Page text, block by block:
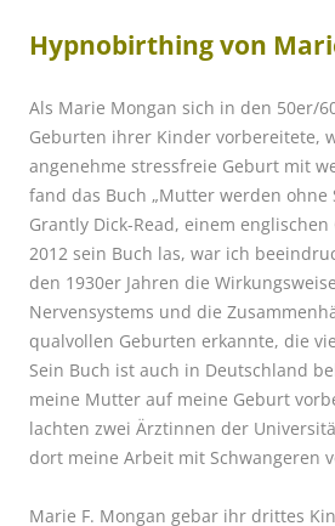
Hypnobirthing von
Als Marie Mongan sich in den 50er/
Geburten ihrer Kinder vorbereitete,
angenehme stressfreie Geburt mit
fand das Buch „Mutter werden ohne
Grantly Dick-Read, einem englischen
2012 sein Buch las, war ich
den 1930er Jahren die
Nervensystems und die
qualvollen Geburten erkannte, die
Sein Buch ist auch in Deutschland
meine Mutter auf meine Geburt
lachten zwei Ärztinnen der
dort meine Arbeit mit Schwangeren
Marie F. Mongan gebar ihr drittes